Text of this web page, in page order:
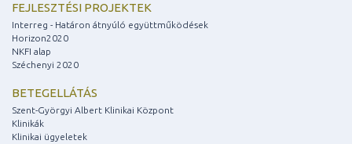
FEJLESZTÉSI PROJEKTEK
Interreg - Határon átnyúló együttműködések
Horizon2020
NKFI alap
Széchenyi 2020
BETEGELLÁTÁS
Szent-Györgyi Albert Klinikai Központ
Klinikák
Klinikai ügyeletek